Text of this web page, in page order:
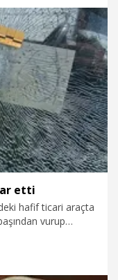
benim
bir his var" dedi.
etti
hafif ticari araçta
vurup